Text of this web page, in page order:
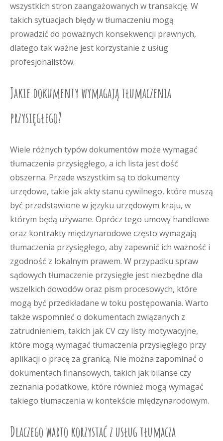
wszystkich stron zaangażowanych w transakcję. W
takich sytuacjach błędy w tłumaczeniu mogą
prowadzić do poważnych konsekwencji prawnych,
dlatego tak ważne jest korzystanie z usług
profesjonalistów.
Jakie dokumenty wymagają tłumaczenia
przysięgłego?
Wiele różnych typów dokumentów może wymagać
tłumaczenia przysięgłego, a ich lista jest dość
obszerna. Przede wszystkim są to dokumenty
urzędowe, takie jak akty stanu cywilnego, które muszą
być przedstawione w języku urzędowym kraju, w
którym będą używane. Oprócz tego umowy handlowe
oraz kontrakty międzynarodowe często wymagają
tłumaczenia przysięgłego, aby zapewnić ich ważność i
zgodność z lokalnym prawem. W przypadku spraw
sądowych tłumaczenie przysięgłe jest niezbędne dla
wszelkich dowodów oraz pism procesowych, które
mogą być przedkładane w toku postępowania. Warto
także wspomnieć o dokumentach związanych z
zatrudnieniem, takich jak CV czy listy motywacyjne,
które mogą wymagać tłumaczenia przysięgłego przy
aplikacji o pracę za granicą. Nie można zapominać o
dokumentach finansowych, takich jak bilanse czy
zeznania podatkowe, które również mogą wymagać
takiego tłumaczenia w kontekście międzynarodowym.
Dlaczego warto korzystać z usług tłumacza